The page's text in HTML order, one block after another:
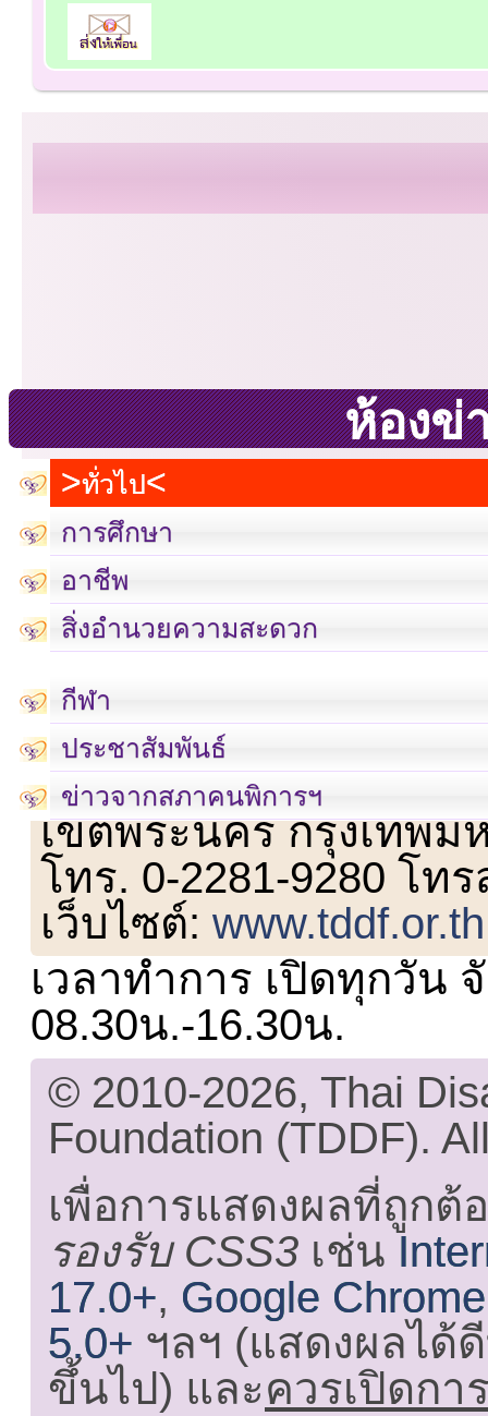
ห้องข่
ทั่วไป
การศึกษา
อาชีพ
สิ่งอำนวยความสะดวก
กีฬา
ประชาสัมพันธ์
ข่าวจากสภาคนพิการฯ
เลขที่ 23 ชั้น 2 ถนนวิ
เขตพระนคร กรุงเทพม
โทร. 0-2281-9280 โท
เว็บไซต์:www.tddf.or.th
เวลาทำการ เปิดทุกวัน
08.30น.-16.30น.
© 2010-2026, Thai
Foundation (TDDF).
เพื่อการแสดงผลที่ถูกต้
รองรับ CSS3 เช่น
17.0+, Google
5.0+ ฯลฯ (แสดงผลได้
ขึ้นไป) และควรเปิดกา